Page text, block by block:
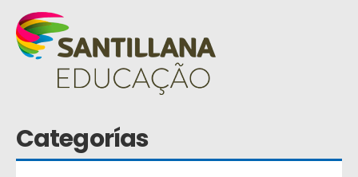
Categorías